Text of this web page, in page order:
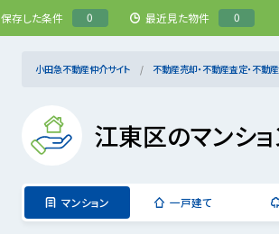
保存した条件 0 最近見た物件 0
小田急不動産仲介サイト 不動産売却・不動産査定・不動
江東区のマンシ
マンション 一戸建て